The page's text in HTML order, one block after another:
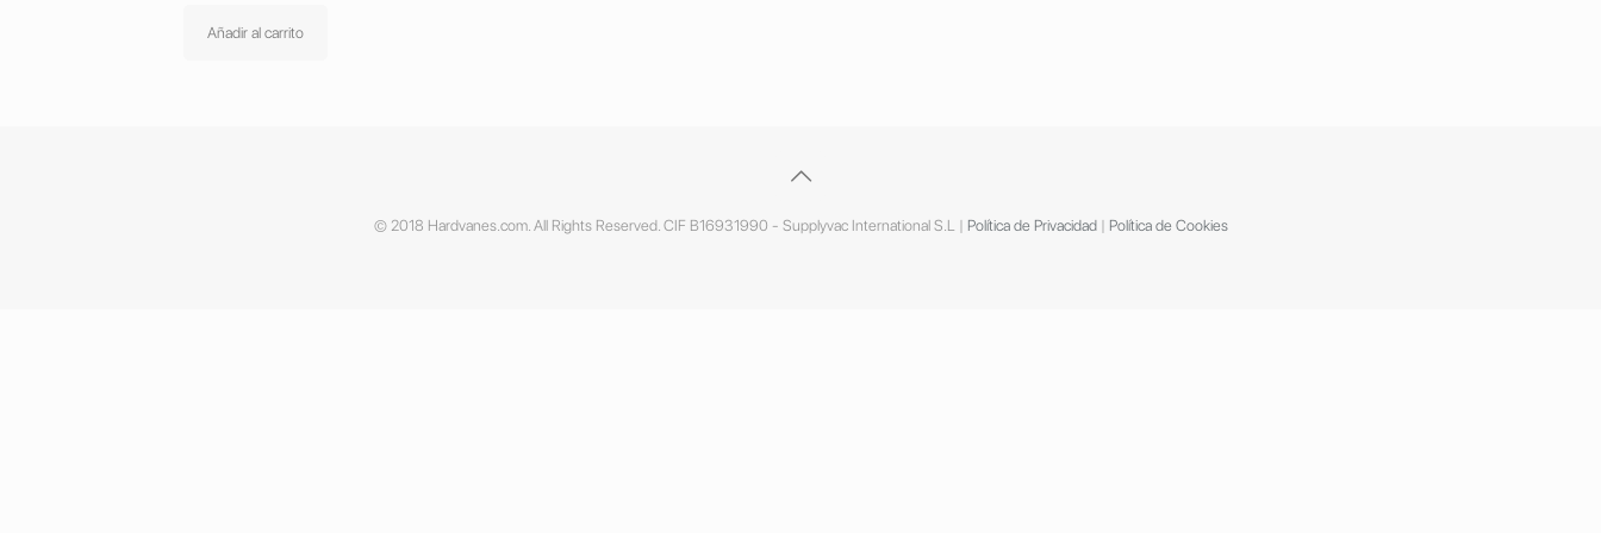
Añadir al carrito
© 2018 Hardvanes.com. All Rights Reserved. CIF B16931990 - Supplyvac International S.L | Política de Privacidad| Política de Cookies